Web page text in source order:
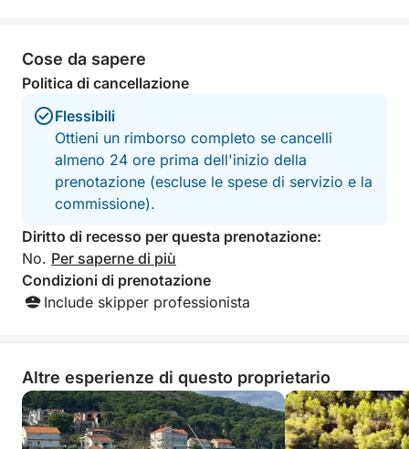
• Acqua dolce
• Piccola cucina
• Attrezzatura per lo snorkeling
La barca offre ampio spazio per rilassarsi, prendere
il sole e godersi il mare in tutta comodità.
• Circa 6 ore
Prenota il tuo tour privato
Cose da sapere
Politica di cancellazione
Flessibili
Ottieni un rimborso completo se cancelli
almeno 24 ore prima dell'inizio della
prenotazione (escluse le spese di servizio e la
commissione).
Diritto di recesso per questa prenotazione:
No. Per saperne di più
Condizioni di prenotazione
Include skipper professionista
Altre esperienze di questo proprietario